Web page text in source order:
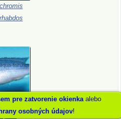
pre zatvorenie okienka alebo
osobných údajov!